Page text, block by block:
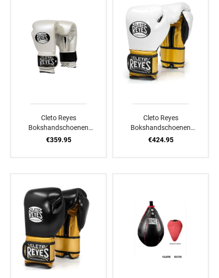
Cleto Reyes
Bokshandschoenen
Pearl
€359.95
Cleto Reyes
Bokshandschoenen
Wit/Goud
€424.95